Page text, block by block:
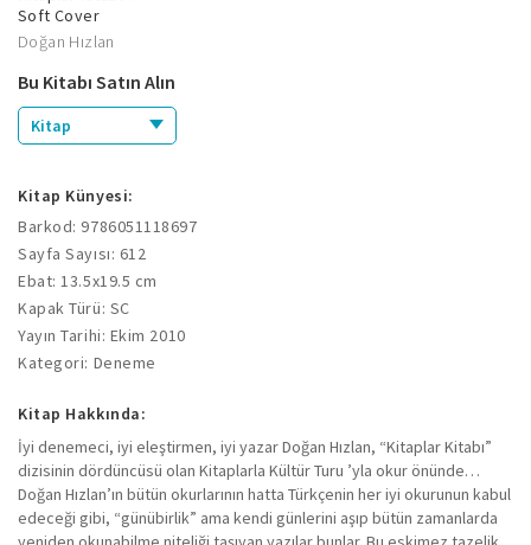
Soft Cover
Doğan Hızlan
Bu Kitabı Satın Alın
Kitap
Kitap Künyesi:
Barkod: 9786051118697
Sayfa Sayısı: 612
Ebat: 13.5x19.5 cm
Kapak Türü: SC
Yayın Tarihi: Ekim 2010
Kategori: Deneme
Kitap Hakkında:
İyi denemeci, iyi eleştirmen, iyi yazar Doğan Hızlan, “Kitaplar Kitabı”
dizisinin dördüncüsü olan Kitaplarla Kültür Turu ’yla okur önünde…
Doğan Hızlan’ın bütün okurlarının hatta Türkçenin her iyi okurunun kabul
edeceği gibi, “günübirlik” ama kendi günlerini aşıp bütün zamanlarda